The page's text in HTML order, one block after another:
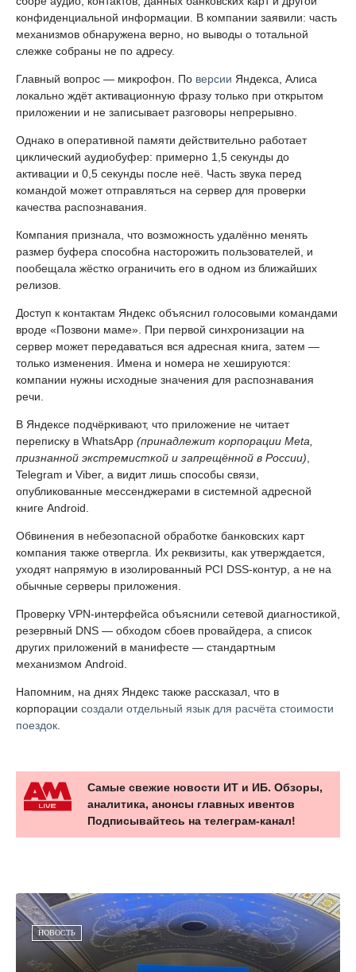
конфиденциальной информации. В компании заявили: часть
механизмов обнаружена верно, но выводы о тотальной
слежке собраны не по адресу.
Главный вопрос — микрофон. По версии Яндекса, Алиса
локально ждёт активационную фразу только при открытом
приложении и не записывает разговоры непрерывно.
Однако в оперативной памяти действительно работает
циклический аудиобуфер: примерно 1,5 секунды до
активации и 0,5 секунды после неё. Часть звука перед
командой может отправляться на сервер для проверки
качества распознавания.
Компания признала, что возможность удалённо менять
размер буфера способна насторожить пользователей, и
пообещала жёстко ограничить его в одном из ближайших
релизов.
Доступ к контактам Яндекс объяснил голосовыми командами
вроде «Позвони маме». При первой синхронизации на
сервер может передаваться вся адресная книга, затем —
только изменения. Имена и номера не хешируются:
компании нужны исходные значения для распознавания
речи.
В Яндексе подчёркивают, что приложение не читает
переписку в WhatsApp (принадлежит корпорации Meta,
признанной экстремисткой и запрещённой в России),
Telegram и Viber, а видит лишь способы связи,
опубликованные мессенджерами в системной адресной
книге Android.
Обвинения в небезопасной обработке банковских карт
компания также отвергла. Их реквизиты, как утверждается,
уходят напрямую в изолированный PCI DSS-контур, а не на
обычные серверы приложения.
Проверку VPN-интерфейса объяснили сетевой диагностикой,
резервный DNS — обходом сбоев провайдера, а список
других приложений в манифесте — стандартным
механизмом Android.
Напомним, на днях Яндекс также рассказал, что в
корпорации создали отдельный язык для расчёта стоимости
поездок.
Самые свежие новости ИТ и ИБ. Обзоры,
аналитика, анонсы главных ивентов
Подписывайтесь на телеграм-канал!
НОВОСТЬ